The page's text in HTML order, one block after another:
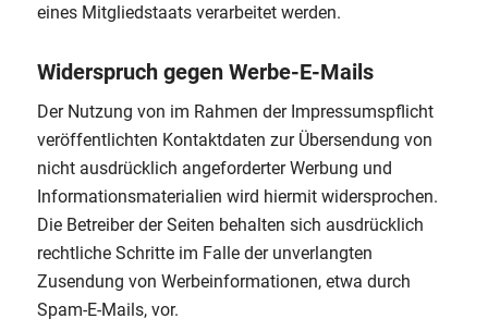
eines Mitgliedstaats verarbeitet werden.
Widerspruch gegen Werbe-E-Mails
Der Nutzung von im Rahmen der Impressumspflicht
veröffentlichten Kontaktdaten zur Übersendung von
nicht ausdrücklich angeforderter Werbung und
Informationsmaterialien wird hiermit widersprochen.
Die Betreiber der Seiten behalten sich ausdrücklich
rechtliche Schritte im Falle der unverlangten
Zusendung von Werbeinformationen, etwa durch
Spam-E-Mails, vor.